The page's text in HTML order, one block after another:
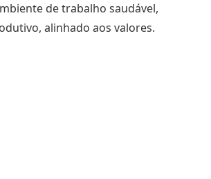
de trabalho saudável,
alinhado aos valores.